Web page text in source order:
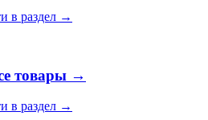
в раздел →
товары →
в раздел →